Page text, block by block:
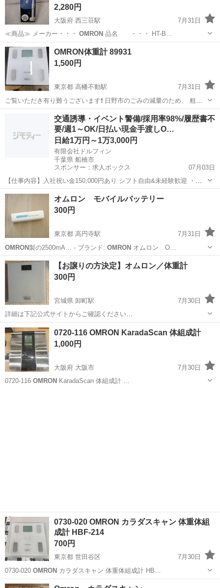
2,280円
大阪府 西三荘駅
7月31日
≪商品≫ メーカー・・・ OMRON 品名 ・・・ HT-B…
大阪 守口市 西三荘駅 その他
OMRON体重計 89931
1,500円
東京都 高幡不動駅
7月31日
ご覧いただき有り難うございます❗️ 日野市のごみの減量のため、 粗大
ごみにしてしまうにはもったいない、まだまだ次の人が気持ちよく使
える、そのような品物を引取りきれいにして格安で販売しています。
【ご注意事項】 商品の購入を...
高幡不動駅 その他 商品
交通誘導・イベント警備/採用率98%/履歴書不
要/週1～OK/日払い現金手渡しO…
日給1万円～1万3,000円
有限会社ドルフィン
千葉県 船橋市
スポンサー：求人ボックス
07月03日
【仕事内容】入社祝い金150,000円あり シフト自由&未経験歓迎
・直
行直帰OK ・一部車・自転車・バイク通勤OK ・週1～OK ・日払い・
週払いOK、現金手渡しも可能です! <仕事内容> 建築・土木工事現場
アルバイト・パート
オムロン モバイルバッテリー
300円
東京都 高円寺駅
7月31日
OMRON製の2500mA… - ブランド: OMRON オムロン O…
東京 杉並区 高円寺駅 生活家電
【お譲りの方決定】オムロン／体重計
300円
宮城県 卸町駅
7月30日
詳細は下記公式サイトからご確認ください
https://store.healthcare.omron.co.jp/category/15/HN_300T2_JTW.html
?srsltid=AfmBOornCBIt5hrg9J...
宮城 仙台市
0720-116 OMRON KaradaScan 体組成計
1,000円
大阪府 大阪市
7月30日
0720-116 OMRON KaradaScan 体組成計 …
0730-020 OMRON カラダスキャン 体重体組
成計 HBF-214
700円
東京都 世田谷区
7月30日
0730-020 OMRON カラダスキャン 体重体組成計 HB…
東京 世田谷区 HBF